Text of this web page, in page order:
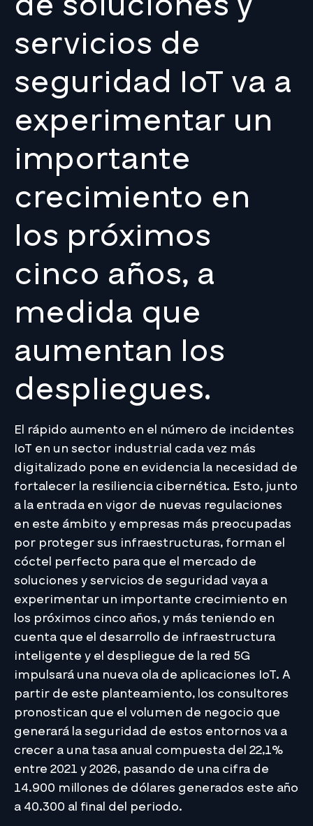
servicios de
seguridad IoT va a
experimentar un
importante
crecimiento en
los próximos
cinco años, a
medida que
aumentan los
despliegues.
El rápido aumento en el número de incidentes
IoT en un sector industrial cada vez más
digitalizado pone en evidencia la necesidad de
fortalecer la resiliencia cibernética. Esto, junto
a la entrada en vigor de nuevas regulaciones
en este ámbito y empresas más preocupadas
por proteger sus infraestructuras, forman el
cóctel perfecto para que el mercado de
soluciones y servicios de seguridad vaya a
experimentar un importante crecimiento en
los próximos cinco años, y más teniendo en
cuenta que el desarrollo de infraestructura
inteligente y el despliegue de la red 5G
impulsará una nueva ola de aplicaciones IoT. A
partir de este planteamiento, los consultores
pronostican que el volumen de negocio que
generará la seguridad de estos entornos va a
crecer a una tasa anual compuesta del 22,1%
entre 2021 y 2026, pasando de una cifra de
14.900 millones de dólares generados este año
a 40.300 al final del periodo.